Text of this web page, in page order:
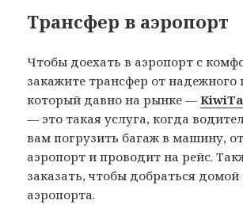
Трансфер в аэропорт
Чтобы доехать в аэропорт с
закажите трансфер от надежного
который давно на рынке —
— это такая услуга, когда
вам погрузить багаж в машину,
аэропорт и проводит на рейс.
заказать, чтобы добраться домой
аэропорта.